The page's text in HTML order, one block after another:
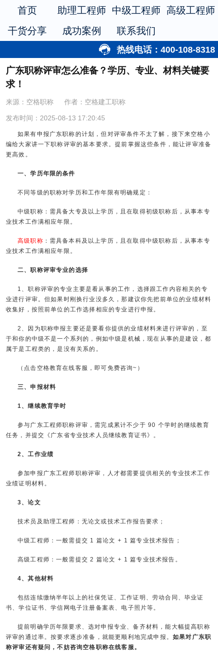
首页 助理工程师 中级工程师 高级工程师
干货分享
成功案例 联系我们
热线电话：400-108-8318
广东职称评审怎么准备？学历、专业、材料关键要
求！
来源：空格职称 作者：空格建工职称
发布时间：2025-08-13 17:20:45
如果有申报广东职称的计划，但对评审条件不太了解，接下来空格小
编给大家讲一下职称评审的基本要求。提前掌握这些条件，能让评审准备
更高效。
一、学历年限的条件
不同等级的职称对学历和工作年限有明确规定：
中级职称：需具备大专及以上学历，且在取得初级职称后，从事本专
业技术工作满相应年限。
高级职称 ：需具备本科及以上学历，且在取得中级职称后，从事本专
业技术工作满相应年限。
二、职称评审专业的选择
1、职称评审的专业主要是看从事的工作，选择跟工作内容相关的专
业进行评审。但如果时刚换行业没多久，那建议你先把前单位的业绩材料
收集好，按照前单位的工作选择相应的专业进行申报。
2、因为职称申报主要还是要看你提供的业绩材料来进行评审的，至
于和你的中级不是一个系列的，例如中级是机械，现在从事的是建设，都
属于是工程类的，是没有关系的。
（点击空格教育在线客服，即可免费咨询~）
三、申报材料
1、继续教育学时
参与广东工程师职称评审，需完成累计不少于 90 个学时的继续教育
任务，并提交《广东省专业技术人员继续教育证书》。
2、工作业绩
参加申报广东工程师职称评审，人才都需要提供相关的专业技术工作
业绩证明材料。
3、论文
技术员及助理工程师：无论文或技术工作报告要求；
中级工程师：一般需提交 1 篇论文 + 1 篇专业技术报告；
高级工程师：一般需提交 2 篇论文 + 1 篇专业技术报告。
4、其他材料
包括连续缴纳半年以上的社保凭证、工作证明、劳动合同、毕业证
书、学位证书、学信网电子注册备案表、电子照片等。
提前明确学历年限要求、选对申报专业、备齐材料，能大幅提高职称
评审的通过率。按要求逐步准备，就能更顺利地完成申报。 如果对广东职
称评审还有疑问，不妨咨询空格职称在线客服。